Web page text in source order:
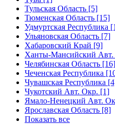
Тульская Область [5]
Тюменская Область [15]
Удмуртская Республика
Ульяновская Область [7]
Хабаровский Край [9]
Ханты-Мансийский
Челябинская Область [16]
Чеченская Республика
Чувашская Республика
Чукотский Авт. Окр. [1]
Ямало-Ненецкий Авт.
Ярославская Область [8]
Показать все